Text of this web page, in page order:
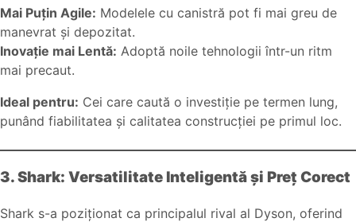
Mai Puțin Agile: Modelele cu canistră pot fi mai greu de
manevrat și depozitat.
Inovație mai Lentă: Adoptă noile tehnologii într-un ritm
mai precaut.
Ideal pentru: Cei care caută o investiție pe termen lung,
punând fiabilitatea și calitatea construcției pe primul loc.
3. Shark: Versatilitate Inteligentă și Preț Corect
Shark s-a poziționat ca principalul rival al Dyson, oferind